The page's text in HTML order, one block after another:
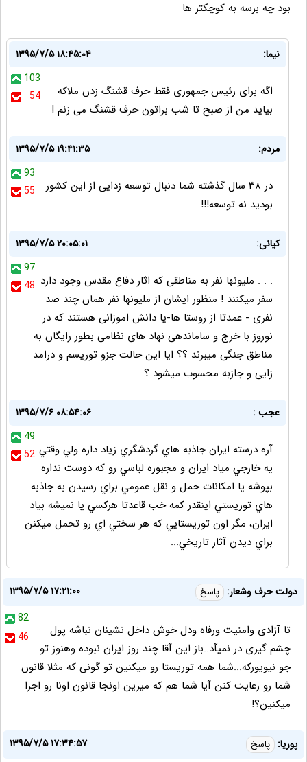
بود چه برسه به کوچکتر ها
نیما:
۱۳۹۵/۷/۵ ۱۸:۴۵:۰۴
103
54
اگه برای رئیس جمهوری فقط حرف قشنگ زدن ملاکه
بیاید من از صبح تا شب براتون حرف قشنگ می زنم !
مردم:
۱۳۹۵/۷/۵ ۱۹:۴۱:۳۵
93
55
در ۳۸ سال گذشته شما دنبال توسعه زدایی از این کشور
بودید نه توسعه!!!
کیانی:
۱۳۹۵/۷/۵ ۲۰:۰۵:۰۱
97
48 . . . ملیونها نفر به مناطقی که اثار دفاع مقدس وجود دارد
سفر میکنند ! منظور ایشان از ملیونها نفر همان چند صد
نفری - عمدتا از روستا ها-یا دانش اموزانی هستند که در
نوروز با خرج و ساماندهی نهاد های نظامی بطور رایگان به
مناطق جنگی میبرند ؟؟ ایا این حالت جزو توریسم و درامد
زایی و جازبه محسوب میشود ؟
عجب :
۱۳۹۵/۷/۶ ۰۸:۵۴:۰۶
49
52 آره درسته ايران جاذبه هاي گردشگري زياد داره ولي وقتي
يه خارجي مياد ايران و مجبوره لباسي رو كه دوست نداره
بپوشه يا امكانات حمل و نقل عمومي براي رسيدن به جاذبه
هاي توريستي اينقدر كمه خب قاعدتا هركسي پا نميشه بياد
ايران، مگر اون توريستايي كه هر سختي اي رو تحمل ميكنن
براي ديدن آثار تاريخي...
دولت حرف وشعار: پاسخ
۱۳۹۵/۷/۵ ۱۷:۲۱:۰۰
82
46
تا آزادی وامنیت ورفاه ودل خوش داخل نشینان نباشه پول
چشم گیری در نمیآد..باز این آقا چند روز ایران نبوده وهنوز تو
جو نیویورکه...شما همه توریستا رو میکنین تو گونی که مثلا قانون
شما رو رعایت کنن آیا شما هم که میرین اونجا قانون اونا رو اجرا
میکنین؟!
پوریا: پاسخ
۱۳۹۵/۷/۵ ۱۷:۳۴:۵۷